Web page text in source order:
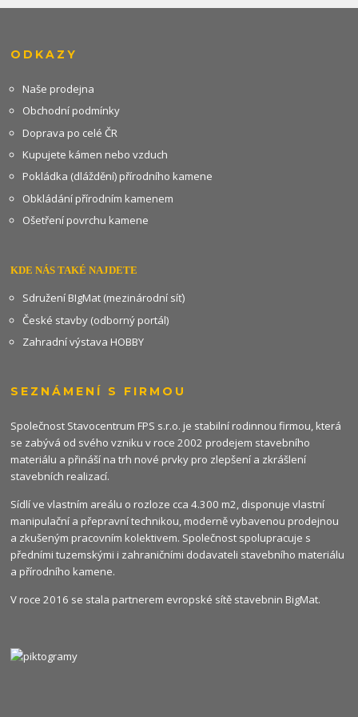
ODKAZY
Naše prodejna
Obchodní podmínky
Doprava po celé ČR
Kupujete kámen nebo vzduch
Pokládka (dláždění) přírodního kamene
Obkládání přírodním kamenem
Ošetření povrchu kamene
KDE NÁS TAKÉ NAJDETE
Sdružení BIgMat (mezinárodní síť)
České stavby (odborný portál)
Zahradní výstava HOBBY
SEZNÁMENÍ S FIRMOU
Společnost Stavocentrum FPS s.r.o. je stabilní rodinnou firmou, která
se zabývá od svého vzniku v roce 2002 prodejem stavebního
materiálu a přináší na trh nové prvky pro zlepšení a zkrášlení
stavebních realizací.
Sídlí ve vlastním areálu o rozloze cca 4.300 m2, disponuje vlastní
manipulační a přepravní technikou, moderně vybavenou prodejnou
a zkušeným pracovním kolektivem. Společnost spolupracuje s
předními tuzemskými i zahraničními dodavateli stavebního materiálu
a přírodního kamene.
V roce 2016 se stala partnerem evropské sítě stavebnin BigMat.